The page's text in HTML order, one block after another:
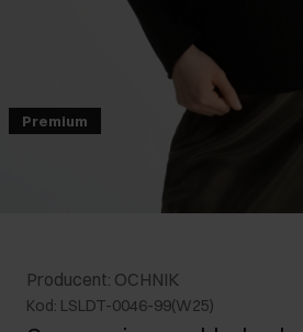
Premium
Producent: OCHNIK
Kod: LSLDT-0046-99(W25)